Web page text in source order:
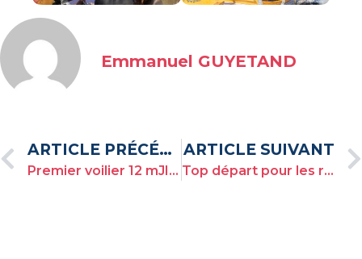
Emmanuel GUYETAND
ARTICLE PRÉCÉDENT
Premier voilier 12 mJI concurrent de la TOULON PROVENCE REGATTA arrive à Toulon !
ARTICLE SUIVANT
Top départ pour les régates d’entrainement ! | Twelve Med Events